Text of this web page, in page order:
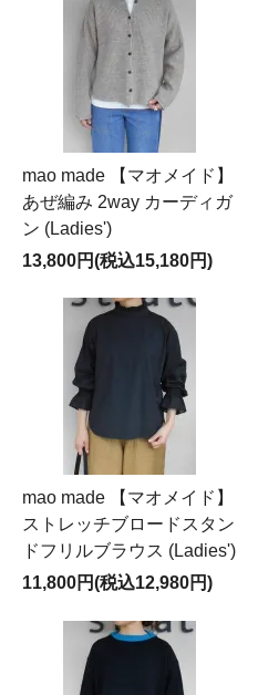
mao made 【マオメイド】
あぜ編み 2way カーディガ
ン (Ladies')
13,800円(税込15,180円)
mao made 【マオメイド】
ストレッチブロードスタン
ドフリルブラウス (Ladies')
11,800円(税込12,980円)